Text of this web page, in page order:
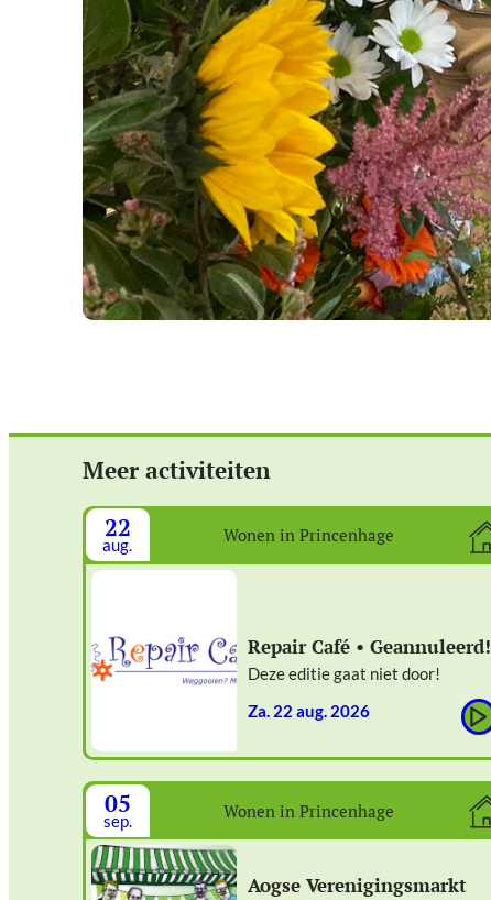
Meer activiteiten
22
aug. Wonen in Princenhage
Repair Café • Geannuleerd!
Deze editie gaat niet door!
za. 22 aug. 2026
05
sep. Wonen in Princenhage
Aogse Verenigingsmarkt